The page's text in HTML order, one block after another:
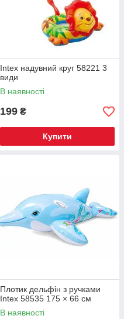
Intex надувний круг 58221 3
види
В наявності
199 ₴
Купити
Плотик дельфін з ручками
Intex 58535 175 × 66 см
В наявності